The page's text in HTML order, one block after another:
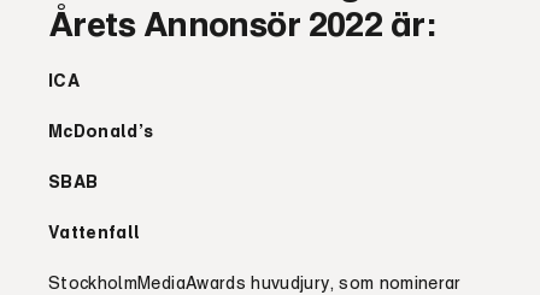
Årets Annonsör 2022 är:
ICA
McDonald’s
SBAB
Vattenfall
StockholmMediaAwards huvudjury, som nominerar